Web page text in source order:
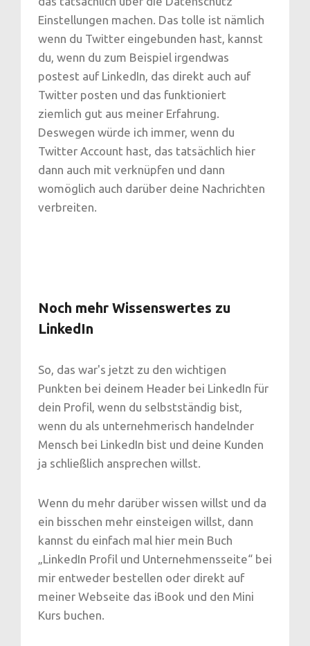
Einstellungen machen. Das tolle ist nämlich
wenn du Twitter eingebunden hast, kannst
du, wenn du zum Beispiel irgendwas
postest auf LinkedIn, das direkt auch auf
Twitter posten und das funktioniert
ziemlich gut aus meiner Erfahrung.
Deswegen würde ich immer, wenn du
Twitter Account hast, das tatsächlich hier
dann auch mit verknüpfen und dann
womöglich auch darüber deine Nachrichten
verbreiten.
Noch mehr Wissenswertes zu
LinkedIn
So, das war's jetzt zu den wichtigen
Punkten bei deinem Header bei LinkedIn für
dein Profil, wenn du selbstständig bist,
wenn du als unternehmerisch handelnder
Mensch bei LinkedIn bist und deine Kunden
ja schließlich ansprechen willst.
Wenn du mehr darüber wissen willst und da
ein bisschen mehr einsteigen willst, dann
kannst du einfach mal hier mein Buch
„LinkedIn Profil und Unternehmensseite“ bei
mir entweder bestellen oder direkt auf
meiner Webseite das iBook und den Mini
Kurs buchen.